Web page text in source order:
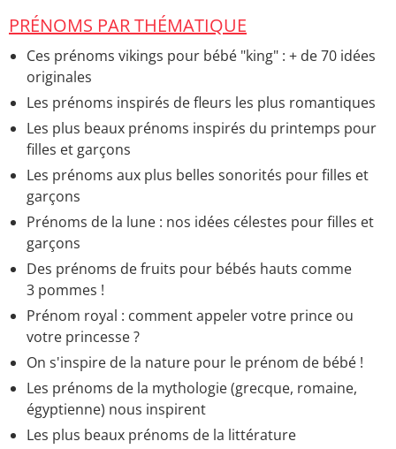
PRÉNOMS PAR THÉMATIQUE
Ces prénoms vikings pour bébé "king" : + de 70 idées
originales
Les prénoms inspirés de fleurs les plus romantiques
Les plus beaux prénoms inspirés du printemps pour
filles et garçons
Les prénoms aux plus belles sonorités pour filles et
garçons
Prénoms de la lune : nos idées célestes pour filles et
garçons
Des prénoms de fruits pour bébés hauts comme
3 pommes !
Prénom royal : comment appeler votre prince ou
votre princesse ?
On s'inspire de la nature pour le prénom de bébé !
Les prénoms de la mythologie (grecque, romaine,
égyptienne) nous inspirent
Les plus beaux prénoms de la littérature